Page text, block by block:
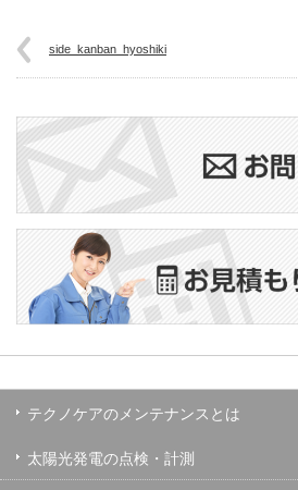
side_kanban_hyoshiki
テクノケアのメンテナンスとは
太陽光発電の点検・計測